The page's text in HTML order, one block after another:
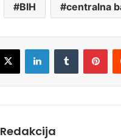
BIH centralna
Redakcija